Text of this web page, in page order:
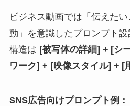
ビジネス動画では「伝えた
動」を意識したプロンプト
構造は [被写体の詳細] + [シ
ワーク] + [映像スタイル] + [
SNS広告向けプロンプト例：